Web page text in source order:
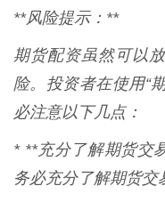
**风险提示：**
期货配资虽然可以
险。投资者在使用“
必注意以下几点：
* **充分了解期货交
务必充分了解期货交